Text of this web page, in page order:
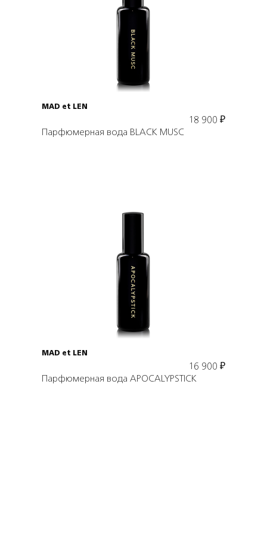
Подробнее
В корзину
MAD et LEN
18 900 ₽
Парфюмерная вода BLACK MUSC
Подробнее
В корзину
MAD et LEN
16 900 ₽
Парфюмерная вода APOCALYPSTICK